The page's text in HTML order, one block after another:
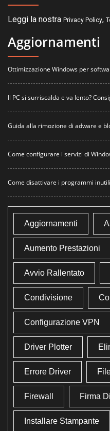
Leggi la nostra Privacy Policy,
Aggiornamenti
Ottimizzazione Windows per
Il PC si surriscalda e va lento?
Guida alla rimozione di adware e
Come configurare i servizi di
Come disattivare i programmi inutili
Aggiornamenti
Aumento Prestazioni
Avvio Rallentato
Condivisione
Configurazione VPN
Driver Plotter
Errore Driver
Firewall Firma
Installare Stampante